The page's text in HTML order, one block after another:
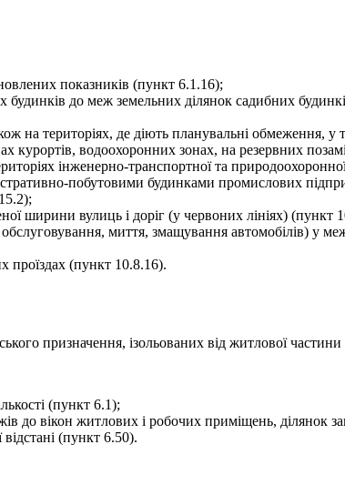
показників (пункт 6.1.16);
будинків до меж земельних ділянок садибних
на територіях, де діють планувальні обмеження, у
водоохоронних зонах, на резервних
інженерно-транспортної та
побутовими будинками промислових
ширини вулиць і доріг (у червоних лініях) (пункт
миття, змащування автомобілів) у
проїздах (пункт 10.8.16).
призначення, ізольованих від житлової
(пункт 6.1);
до вікон житлових і робочих приміщень, ділянок
(пункт 6.50).